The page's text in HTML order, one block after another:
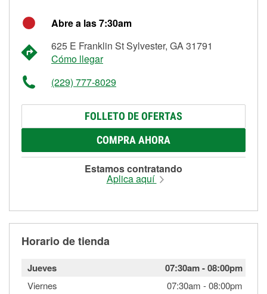
Abre a las 7:30am
625 E Franklin St Sylvester, GA 31791
Cómo llegar
(229) 777-8029
FOLLETO DE OFERTAS
COMPRA AHORA
Estamos contratando
Aplica aquí
Horario de tienda
Jueves 07:30am-08:00pm
Viernes 07:30am -08:00pm